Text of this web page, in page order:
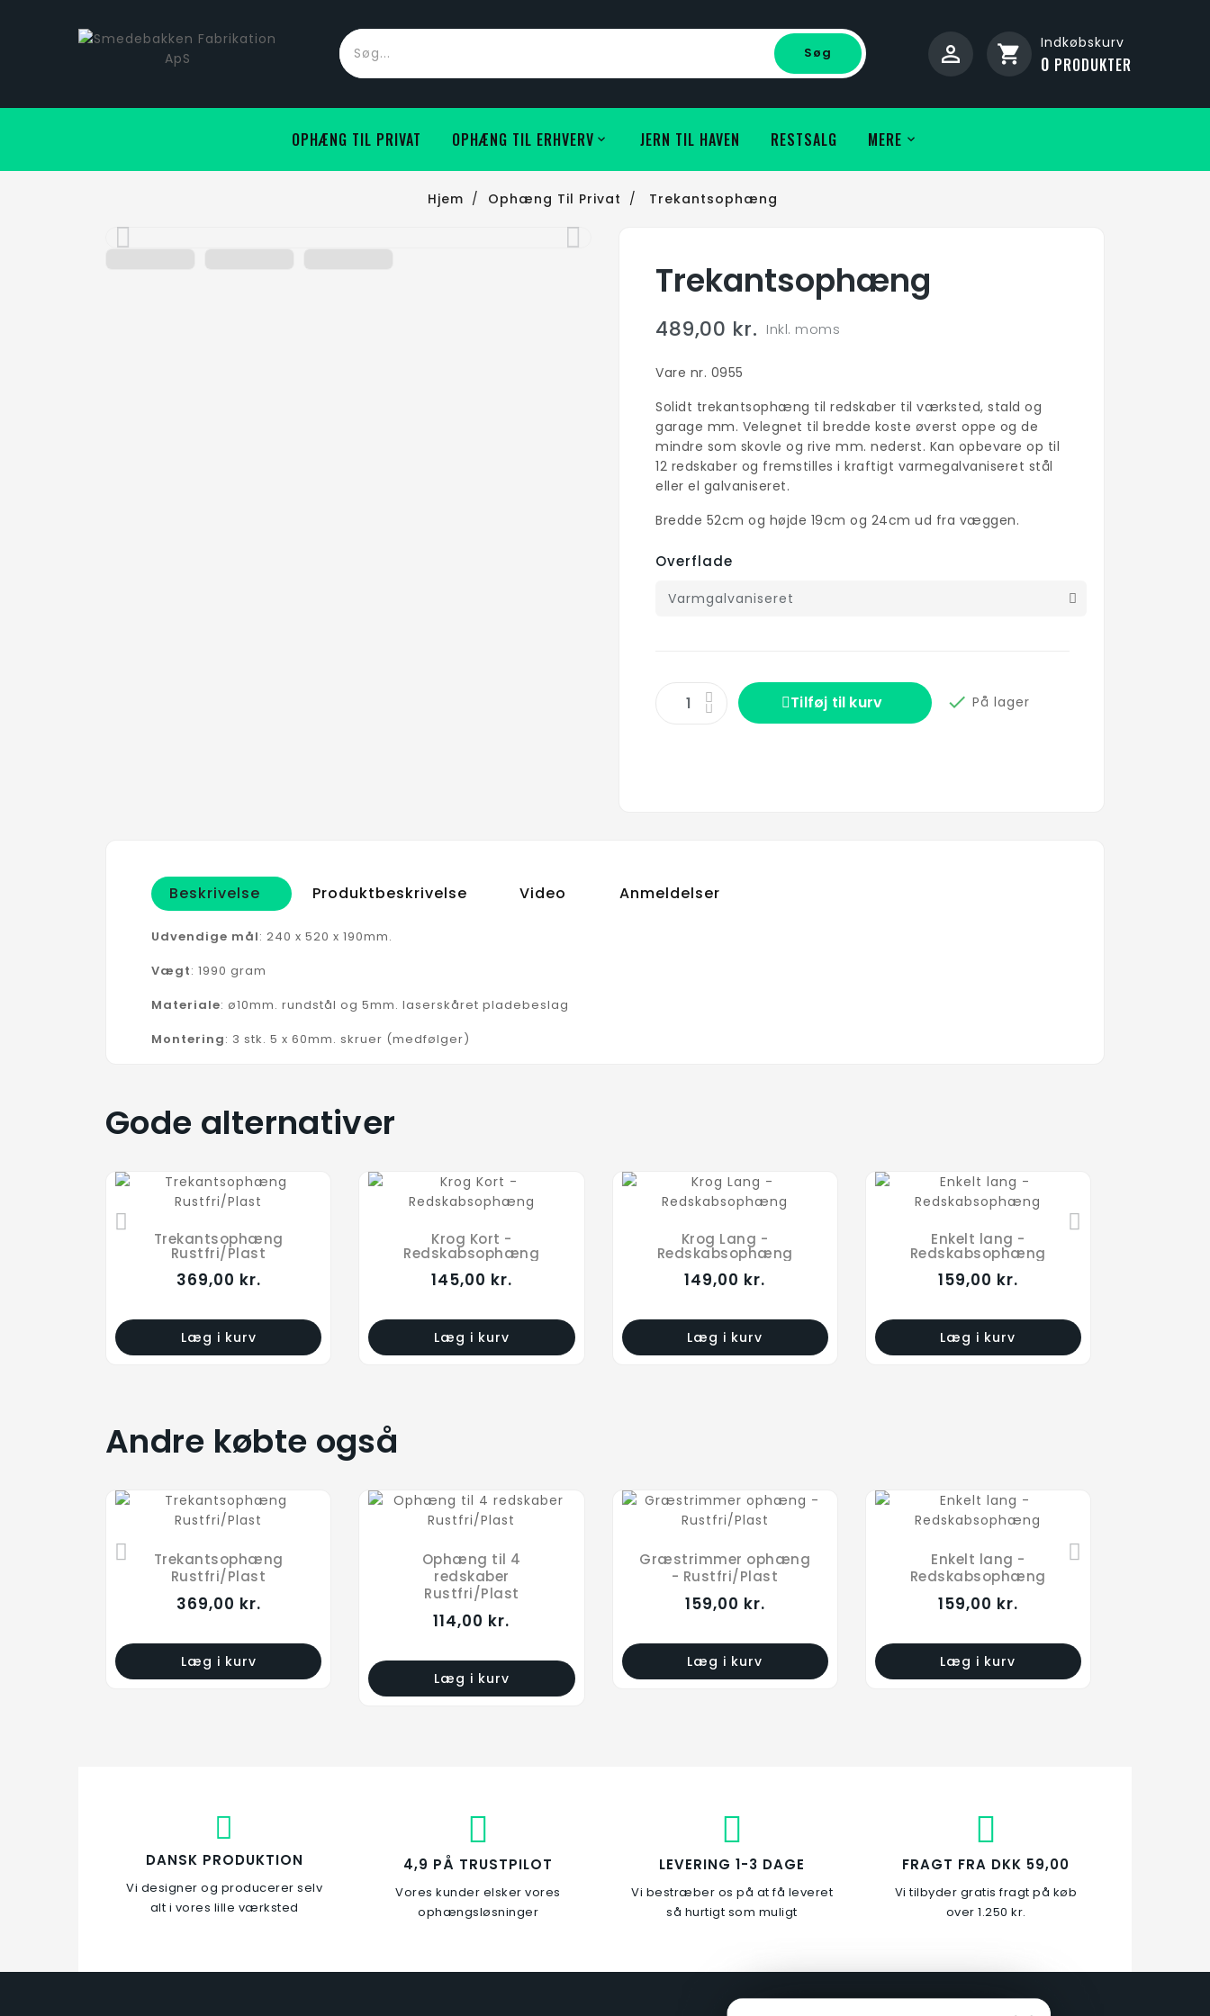
Søg shopping_cart Indkøbskurv
0 PRODUKTER
OPHÆNG TIL PRIVAT OPHÆNG TIL ERHVERV JERN TIL HAVEN RESTSALG MERE
Hjem Ophæng Til Privat Trekantsophæng
Trekantsophæng
489,00 kr. Inkl. moms
Vare nr. 0955
Solidt trekantsophæng til redskaber til værksted, stald og
garage mm. Velegnet til bredde koste øverst oppe og de
mindre som skovle og rive mm. nederst. Kan opbevare op til
12 redskaber og fremstilles i kraftigt varmegalvaniseret stål
eller el galvaniseret.
Bredde 52cm og højde 19cm og 24cm ud fra væggen.
Overflade
Tilføj til kurv  På lager
Beskrivelse Produktbeskrivelse Video Anmeldelser
Udvendige mål: 240 x 520 x 190mm.
Vægt: 1990 gram
Materiale: ø10mm. rundstål og 5mm. laserskåret pladebeslag
Montering: 3 stk. 5 x 60mm. skruer (medfølger)
Gode alternativer
Trekantsophæng
Rustfri/Plast
369,00 kr.
Læg i kurv
Krog Kort -
Redskabsophæng
145,00 kr.
Læg i kurv
Krog Lang -
Redskabsophæng
149,00 kr.
Læg i kurv
Enkelt lang -
Redskabsophæng
159,00 kr.
Læg i kurv
Enkelt Kort -
149,00 kr.
Andre købte også
Trekantsophæng
Rustfri/Plast
369,00 kr.
Læg i kurv
Ophæng til 4
redskaber
Rustfri/Plast
114,00 kr.
Læg i kurv
Græstrimmer ophæng
- Rustfri/Plast
159,00 kr.
Læg i kurv
Enkelt lang -
Redskabsophæng
159,00 kr.
Læg i kurv
Rustfri/Plast
Rustfri/Plast
Rustfri/Plast
219,00 kr.
DANSK PRODUKTION
Vi designer og producerer selv
alt i vores lille værksted
4,9 PÅ TRUSTPILOT
Vores kunder elsker vores
ophængsløsninger
LEVERING 1-3 DAGE
Vi bestræber os på at få leveret
så hurtigt som muligt
FRAGT FRA DKK 59,00
Vi tilbyder gratis fragt på køb
over 1.250 kr.